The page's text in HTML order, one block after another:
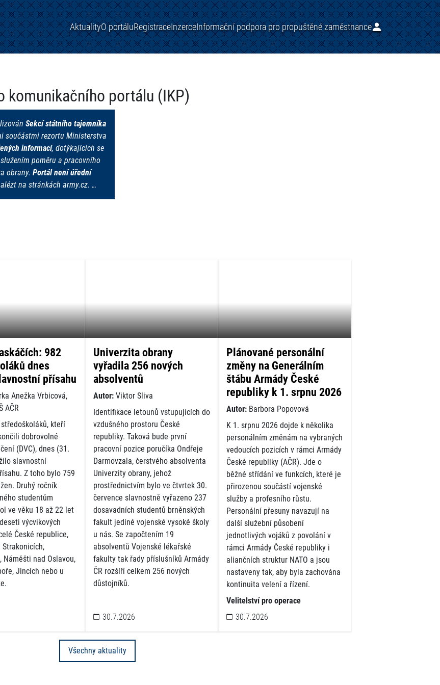
AktualityO portáluRegistraceInzerceInformační podpora pro propuštěné zaměstnance
komunikačního portálu (IKP)
Sekcí státního tajemníka
součástmi rezortu Ministerstva
informací, dotýkajících se
poměru a pracovního
obrany. Portál není úřední
na stránkách army.cz. …
982
dnes
přísahu
Anežka Vrbicová,
AČR
kteří
dobrovolné
(DVC), dnes (31.
slavnostní
Z toho bylo 759
Druhý ročník
studentům
ve věku 18 až 22 let
výcvikových
České republice,
Náměšti nad Oslavou,
Jincích nebo u
Univerzita obrany
vyřadila 256 nových
absolventů
Autor: Viktor Sliva
Identifikace letounů vstupujících do
vzdušného prostoru České
republiky. Taková bude první
pracovní pozice poručíka Ondřeje
Darmovzala, čerstvého absolventa
Univerzity obrany, jehož
prostřednictvím bylo ve čtvrtek 30.
července slavnostně vyřazeno 237
dosavadních studentů brněnských
fakult jediné vojenské vysoké školy
u nás. Se započtením 19
absolventů Vojenské lékařské
fakulty tak řady příslušníků Armády
ČR rozšíří celkem 256 nových
důstojníků.
30.7.2026
Plánované personální
změny na Generálním
štábu Armády České
republiky k 1. srpnu 2026
Autor: Barbora Popovová
K 1. srpnu 2026 dojde k několika
personálním změnám na vybraných
vedoucích pozicích v rámci Armády
České republiky (AČR). Jde o
běžné střídání ve funkcích, které je
přirozenou součástí vojenské
služby a profesního růstu.
Personální přesuny navazují na
další služební působení
jednotlivých vojáků z povolání v
rámci Armády České republiky i
aliančních struktur NATO a jsou
nastaveny tak, aby byla zachována
kontinuita velení a řízení.
Velitelství pro operace
30.7.2026
Všechny aktuality